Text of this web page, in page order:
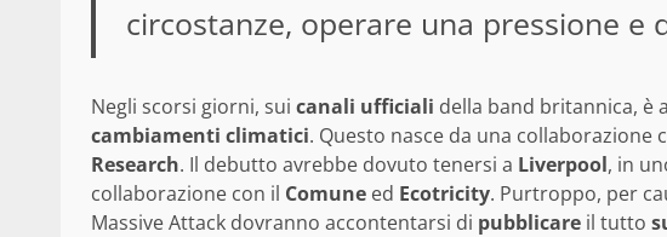
circostanze, operare una pressione e
Negli scorsi giorni, sui canali ufficiali della band britannica, è
cambiamenti climatici. Questo nasce da una collaborazione
Research. Il debutto avrebbe dovuto tenersi a Liverpool, in
collaborazione con il Comune ed Ecotricity. Purtroppo, per
Massive Attack dovranno accontentarsi di pubblicare il tutto